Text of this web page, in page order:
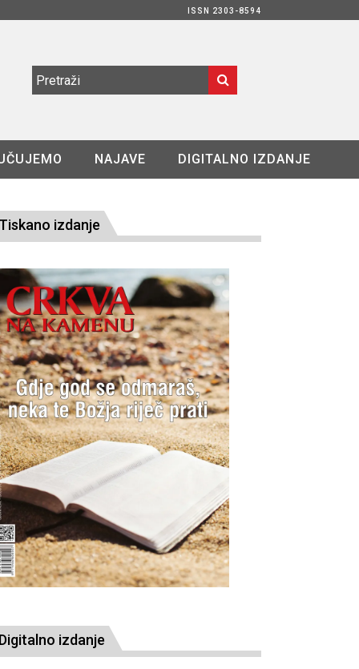
ISSN 2303-8594
NAJAVE DIGITALNO IZDANJE
Tiskano izdanje
Digitalno izdanje